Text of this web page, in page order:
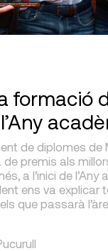
formació
de diplomes de
premis als
a l’inici de
ens va explicar
que passarà